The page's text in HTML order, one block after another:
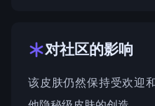
对社区的影响
该皮肤仍然保持受欢迎